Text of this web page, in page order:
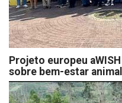
Projeto europeu
sobre bem-estar